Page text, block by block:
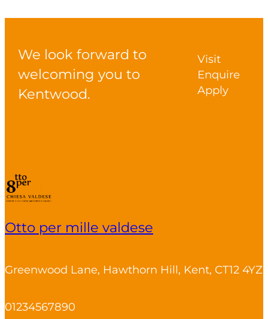
We look forward to
welcoming you to
Kentwood.
Visit
Enquire
Apply
Otto per mille valdese
Greenwood Lane, Hawthorn Hill, Kent, CT12 4YZ
01234567890